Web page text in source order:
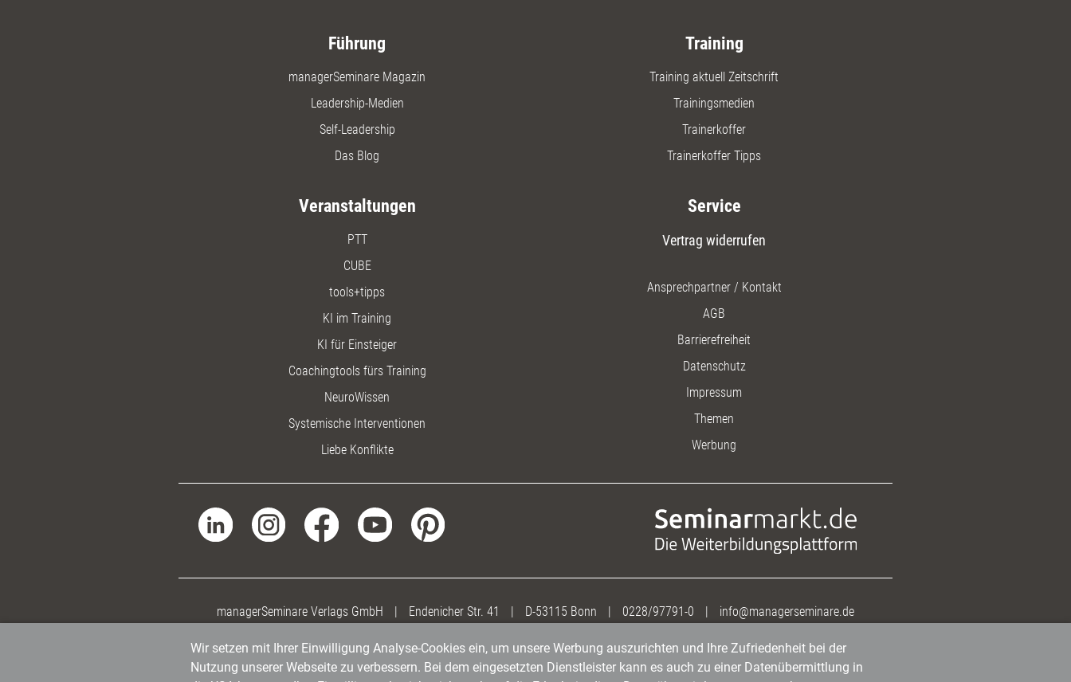
Führung
managerSeminare Magazin
Leadership-Medien
Self-Leadership
Das Blog
Training
Training aktuell Zeitschrift
Trainingsmedien
Trainerkoffer
Trainerkoffer Tipps
Veranstaltungen
PTT
CUBE
tools+tipps
KI im Training
KI für Einsteiger
Coachingtools fürs Training
NeuroWissen
Systemische Interventionen
Liebe Konflikte
Service
Vertrag widerrufen
Ansprechpartner / Kontakt
AGB
Barrierefreiheit
Datenschutz
Impressum
Themen
Werbung
managerSeminare Verlags GmbH | Endenicher Str. 41 | D-53115 Bonn | 0228/97791-0 | info@managerseminare.de
Wir setzen mit Ihrer Einwilligung Analyse-Cookies ein, um unsere Werbung auszurichten und Ihre Zufriedenheit bei der
Nutzung unserer Webseite zu verbessern. Bei dem eingesetzten Dienstleister kann es auch zu einer Datenübermittlung in